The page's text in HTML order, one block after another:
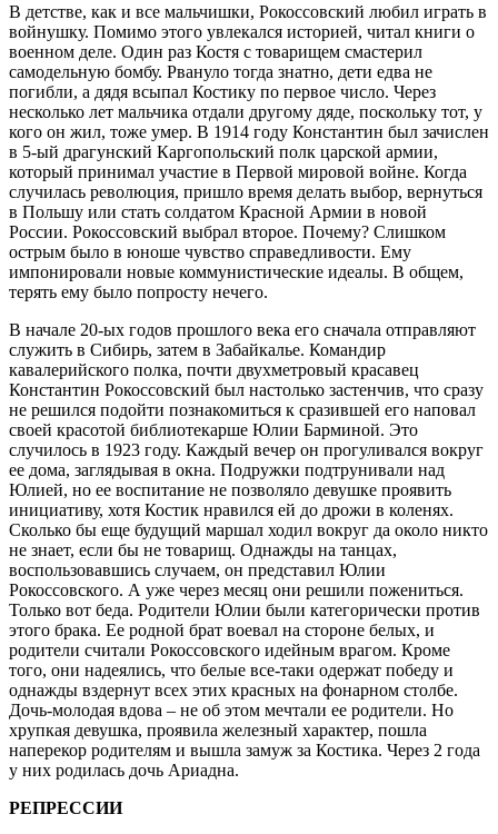
В детстве, как и все мальчишки, Рокоссовский любил играть в
войнушку. Помимо этого увлекался историей, читал книги о
военном деле. Один раз Костя с товарищем смастерил
самодельную бомбу. Рвануло тогда знатно, дети едва не
погибли, а дядя всыпал Костику по первое число. Через
несколько лет мальчика отдали другому дяде, поскольку тот, у
кого он жил, тоже умер. В 1914 году Константин был зачислен
в 5-ый драгунский Каргопольский полк царской армии,
который принимал участие в Первой мировой войне. Когда
случилась революция, пришло время делать выбор, вернуться
в Польшу или стать солдатом Красной Армии в новой
России. Рокоссовский выбрал второе. Почему? Слишком
острым было в юноше чувство справедливости. Ему
импонировали новые коммунистические идеалы. В общем,
терять ему было попросту нечего.
В начале 20-ых годов прошлого века его сначала отправляют
служить в Сибирь, затем в Забайкалье. Командир
кавалерийского полка, почти двухметровый красавец
Константин Рокоссовский был настолько застенчив, что сразу
не решился подойти познакомиться к сразившей его наповал
своей красотой библиотекарше Юлии Барминой. Это
случилось в 1923 году. Каждый вечер он прогуливался вокруг
ее дома, заглядывая в окна. Подружки подтрунивали над
Юлией, но ее воспитание не позволяло девушке проявить
инициативу, хотя Костик нравился ей до дрожи в коленях.
Сколько бы еще будущий маршал ходил вокруг да около никто
не знает, если бы не товарищ. Однажды на танцах,
воспользовавшись случаем, он представил Юлии
Рокоссовского. А уже через месяц они решили пожениться.
Только вот беда. Родители Юлии были категорически против
этого брака. Ее родной брат воевал на стороне белых, и
родители считали Рокоссовского идейным врагом. Кроме
того, они надеялись, что белые все-таки одержат победу и
однажды вздернут всех этих красных на фонарном столбе.
Дочь-молодая вдова – не об этом мечтали ее родители. Но
хрупкая девушка, проявила железный характер, пошла
наперекор родителям и вышла замуж за Костика. Через 2 года
у них родилась дочь Ариадна.
РЕПРЕССИИ